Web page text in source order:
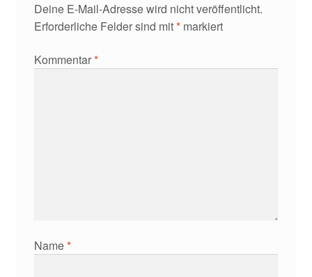
Deine E-Mail-Adresse wird nicht veröffentlicht.
Erforderliche Felder sind mit*markiert
Kommentar*
Name*